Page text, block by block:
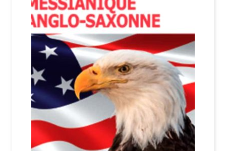
Login Customizer
Newsletter
Nous Contacter
Panier
Politique de confidentialité et cookies
Qui sommes-nous ?
Soutien à Philippe Randa
Suivi de la Commande